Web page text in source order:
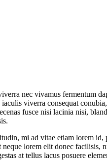
nec vivamus fermentum
viverra consequat
fusce nisi lacinia nisi,
mi ad vitae etiam lorem id,
neque lorem elit donec facilisis,
at tellus lacus posuere